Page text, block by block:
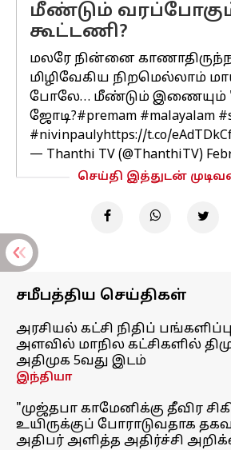
மீண்டும்
கூட்டணி?
மலரே நின்னை
மிழிவேகிய நிறமெல்லாம்
போலே… மீண்டும் இணையும்
ஜோடி?#premam #malayalam
#nivinpaulyhttps://t.co/
— Thanthi TV (@ThanthiTV)
செய்தி இத்துடன்
சமீபத்திய செய்திகள்
அரசியல் கட்சி நிதிப்
அளவில் மாநில கட்சிகளில்
அதிமுக 5வது இடம்
இந்தியா
"முஜ்தபா காமேனிக்கு தீவிர
உயிருக்குப் போராடுவதாக
அதிபர் அளித்த அதிர்ச்சி